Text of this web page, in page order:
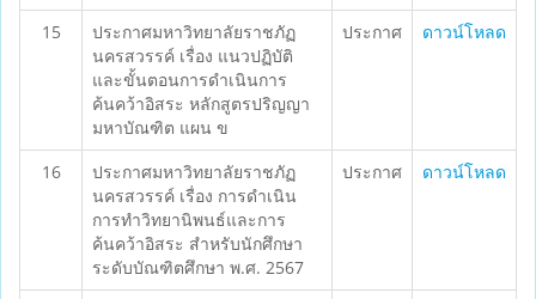
15
ประกาศมหาวิทยาลัยราชภัฏ
นครสวรรค์ เรื่อง แนวปฏิบัติ
และขั้นตอนการดำเนินการ
ค้นคว้าอิสระ หลักสูตรปริญญา
มหาบัณฑิต แผน ข
ประกาศ ดาวน์โหลด
16
ประกาศมหาวิทยาลัยราชภัฏ
นครสวรรค์ เรื่อง การดำเนิน
การทำวิทยานิพนธ์และการ
ค้นคว้าอิสระ สำหรับนักศึกษา
ระดับบัณฑิตศึกษา พ.ศ. 2567
ประกาศ ดาวน์โหลด